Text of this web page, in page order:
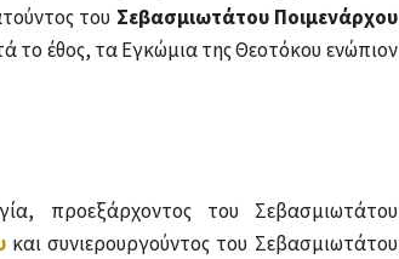
του Σεβασμιωτάτου Ποιμενάρχου
το έθος, τα Εγκώμια της Θεοτόκου ενώπιον
προεξάρχοντος του Σεβασμιωτάτου
και συνιερουργούντος του Σεβασμιωτάτου